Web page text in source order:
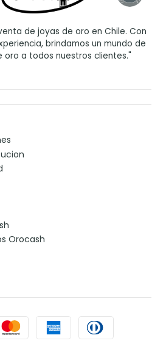
de joyas de oro en Chile. Con
brindamos un mundo de
oro a todos nuestros clientes."
Orocash